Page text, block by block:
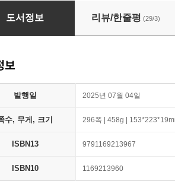
는 보고서 작성의 비밀
도서정보 리뷰/한줄평 (29/3)
보
발행일 2025년 07월 04일
수, 무게, 크기 296쪽 | 458g |
ISBN13 9791169213967
ISBN10 1169213960